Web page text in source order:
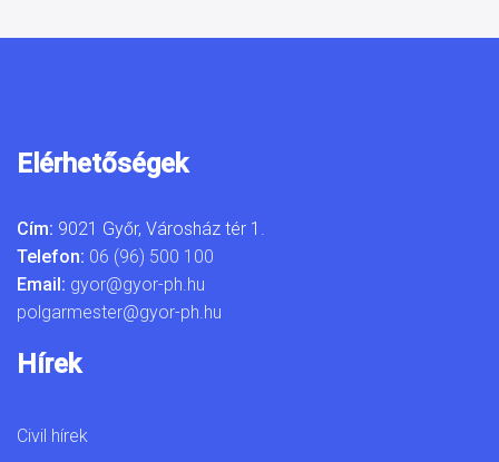
Elérhetőségek
Cím: 9021 Győr, Városház tér 1.
Telefon: 06 (96) 500 100
Email: gyor@gyor-ph.hu
polgarmester@gyor-ph.hu
Hírek
Civil hírek